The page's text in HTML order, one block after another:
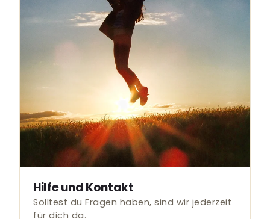
Solltest du Fragen haben, sind wir jederzeit
für dich da.